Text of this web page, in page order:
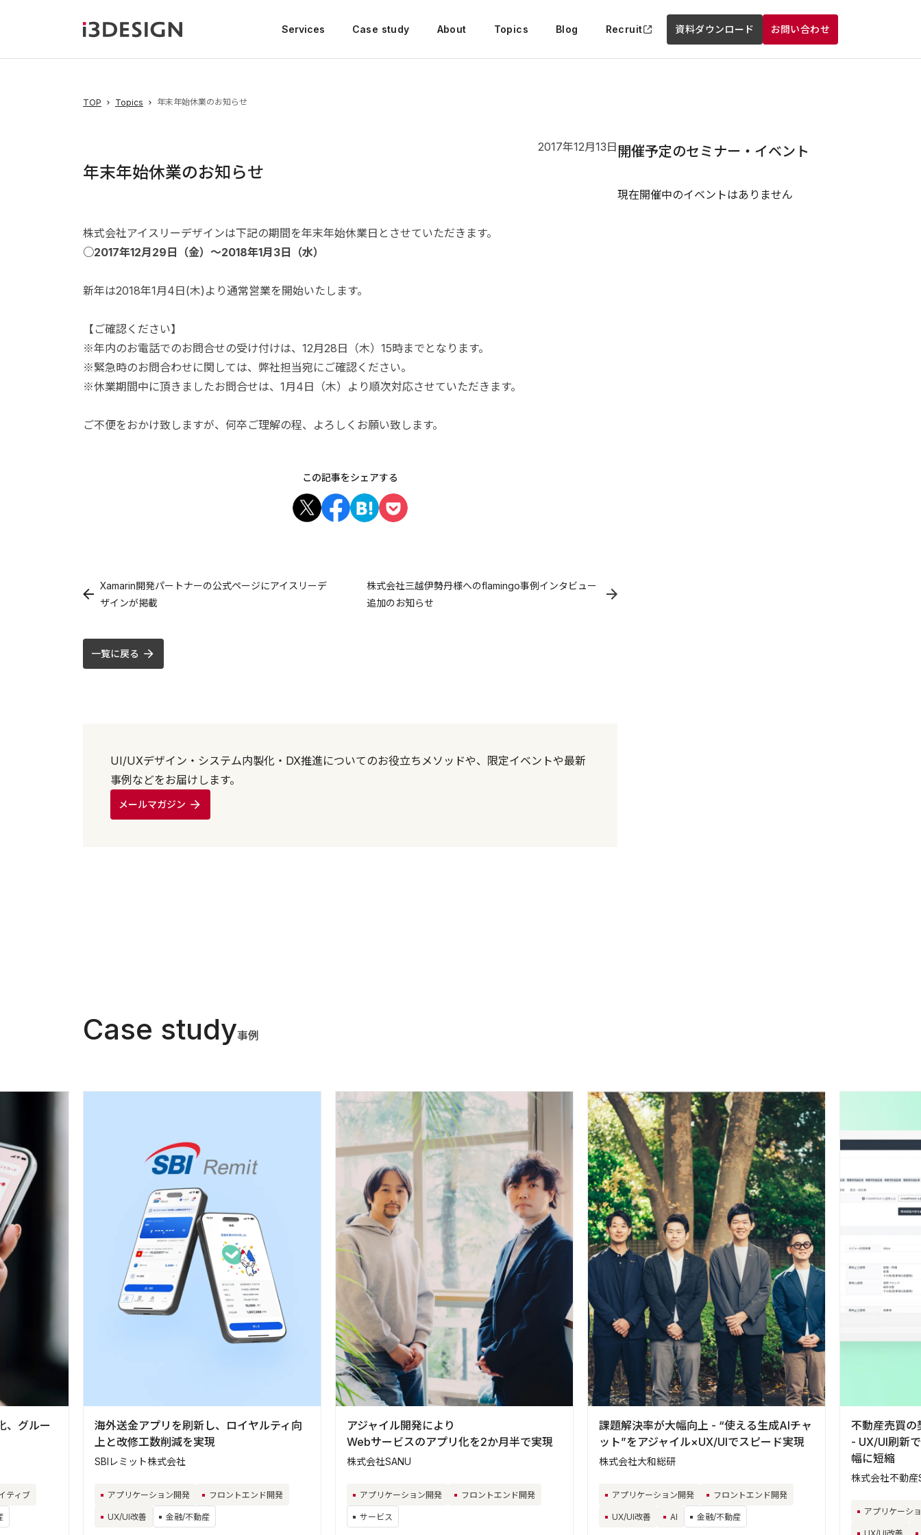
Services Case study About Topics Blog Recruit 資料ダウンロード お問い合わせ
TOP Topics 年末年始休業のお知らせ
2017年12月13日
年末年始休業のお知らせ
株式会社アイスリーデザインは下記の期間を年末年始休業日とさせていただきます。
○2017年12月29日（金）～2018年1月3日（水）
新年は2018年1月4日(木)より通常営業を開始いたします。
【ご確認ください】
※年内のお電話でのお問合せの受け付けは、12月28日（木）15時までとなります。
※緊急時のお問合わせに関しては、弊社担当宛にご確認ください。
※休業期間中に頂きましたお問合せは、1月4日（木）より順次対応させていただきます。
ご不便をおかけ致しますが、何卒ご理解の程、よろしくお願い致します。
この記事をシェアする
Xamarin開発パートナーの公式ページにアイスリーデ
ザインが掲載
株式会社三越伊勢丹様へのflamingo事例インタビュー
追加のお知らせ
一覧に戻る
開催予定のセミナー・イベント
現在開催中のイベントはありません
UI/UXデザイン・システム内製化・DX推進についてのお役立ちメソッドや、限定イベントや最新
事例などをお届けします。
メールマガジン
Case study事例
、グルー
ティブ
海外送金アプリを刷新し、ロイヤルティ向
上と改修工数削減を実現
SBIレミット株式会社
アプリケーション開発 フロントエンド開発
UX/UI改善 金融/不動産
アジャイル開発により
Webサービスのアプリ化を2か月半で実現
株式会社SANU
アプリケーション開発 フロントエンド開発
サービス
課題解決率が大幅向上 - “使える生成AIチャ
ット”をアジャイル×UX/UIでスピード実現
株式会社大和総研
アプリケーション開発 フロントエンド開発
UX/UI改善 AI 金融/不動産
不動産売買の
- UX/UI刷新
幅に短縮
株式会社不動
アプリケーシ